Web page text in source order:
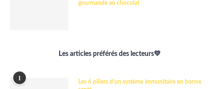
gourmande au chocolat
Les articles préférés des lecteurs💛
1
Les 6 piliers d’un système immunitaire en bonne